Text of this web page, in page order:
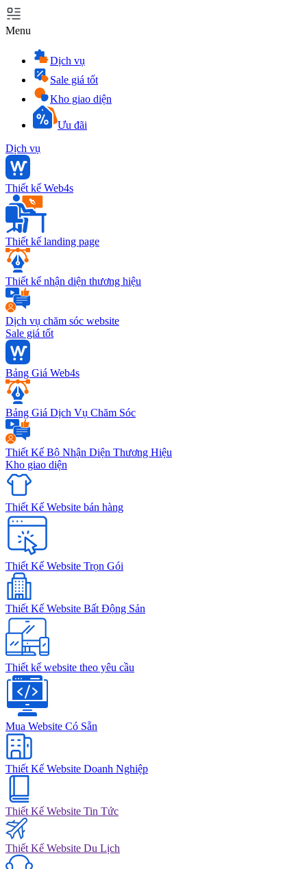
Menu
Dịch vụ
Sale giá tốt
Kho giao diện
Ưu đãi
Dịch vụ
Thiết kế Web4s
Thiết kế landing page
Thiết kế nhận diện thương hiệu
Dịch vụ chăm sóc website
Sale giá tốt
Bảng Giá Web4s
Bảng Giá Dịch Vụ Chăm Sóc
Thiết Kế Bộ Nhận Diện Thương Hiệu
Kho giao diện
Thiết Kế Website bán hàng
Thiết Kế Website Trọn Gói
Thiết Kế Website Bất Động Sản
Thiết kế website theo yêu cầu
Mua Website Có Sẵn
Thiết Kế Website Doanh Nghiệp
Thiết Kế Website Tin Tức
Thiết Kế Website Du Lịch